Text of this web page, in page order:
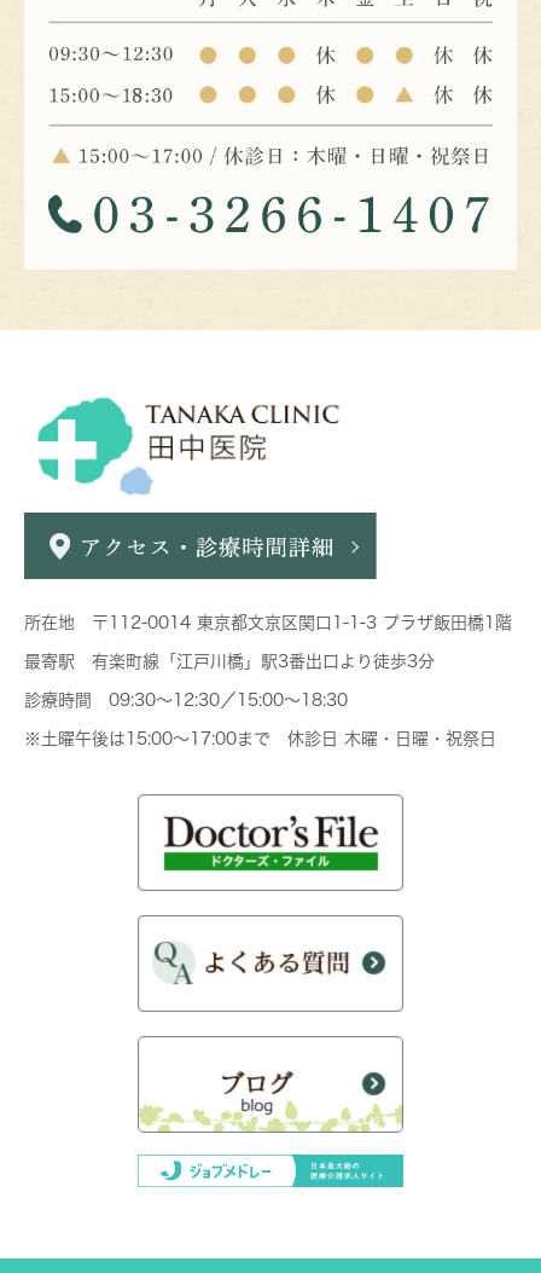
所在地 〒112-0014 東京都文京区関口1-1-3 プラザ飯田橋1階
最寄駅 有楽町線「江戸川橋」駅3番出口より徒歩3分
診療時間 09:30～12:30／15:00～18:30
※土曜午後は15:00～17:00まで 休診日 木曜・日曜・祝祭日